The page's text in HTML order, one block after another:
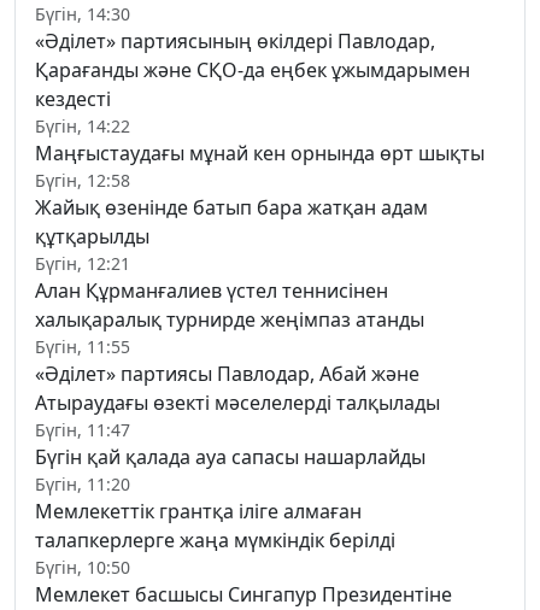
Бүгін, 14:30
«Әділет» партиясының өкілдері Павлодар,
Қарағанды және СҚО-да еңбек ұжымдарымен
кездесті
Бүгін, 14:22
Маңғыстаудағы мұнай кен орнында өрт шықты
Бүгін, 12:58
Жайық өзенінде батып бара жатқан адам
құтқарылды
Бүгін, 12:21
Алан Құрманғалиев үстел теннисінен
халықаралық турнирде жеңімпаз атанды
Бүгін, 11:55
«Әділет» партиясы Павлодар, Абай және
Атыраудағы өзекті мәселелерді талқылады
Бүгін, 11:47
Бүгін қай қалада ауа сапасы нашарлайды
Бүгін, 11:20
Мемлекеттік грантқа іліге алмаған
талапкерлерге жаңа мүмкіндік берілді
Бүгін, 10:50
Мемлекет басшысы Сингапур Президентіне